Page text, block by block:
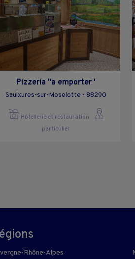
Pizzeria "a emporter '
Saulxures-sur-Moselotte - 88290
Hôtellerie et restauration
particulier
Rhône-Alpes